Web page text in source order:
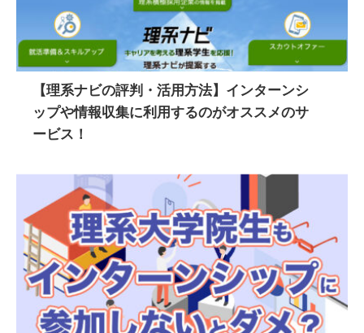
【理系ナビの評判・活用方法】インターンシ
ップや情報収集に利用するのがオススメのサ
ービス！